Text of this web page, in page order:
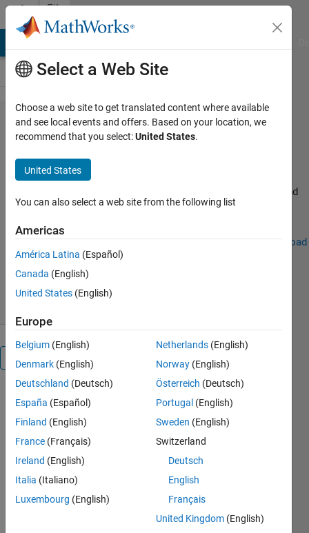
Skip to content
File
Exchange
HYCOM Download
(HYCOM GOFS 3.1)
Download HYCOM data with specific Period, Area, Depth, and
temporal resolution.
https://github.com/kamanberr/Ocean-Data-
Download/tree/main/HYCOM%20GOFS%203.1%20Download
Jiuk Hwang
5.00/5
(5) 8 Jul 2026
Overview
MATL
AB
Script
for
downl
oad
HYCO
M
Select a Web Site
Choose a web site to get translated content where available
and see local events and offers. Based on your location, we
recommend that you select:United States.
United States
You can also select a web site from the following list
Americas
América Latina (Español)
Canada (English)
United States (English)
Europe
Belgium (English)
Denmark (English)
Deutschland (Deutsch)
España (Español)
Finland (English)
France (Français)
Ireland (English)
Italia (Italiano)
Luxembourg (English)
Netherlands (English)
Norway (English)
Österreich (Deutsch)
Portugal (English)
Sweden (English)
Switzerland
Deutsch
English
Français
United Kingdom (English)